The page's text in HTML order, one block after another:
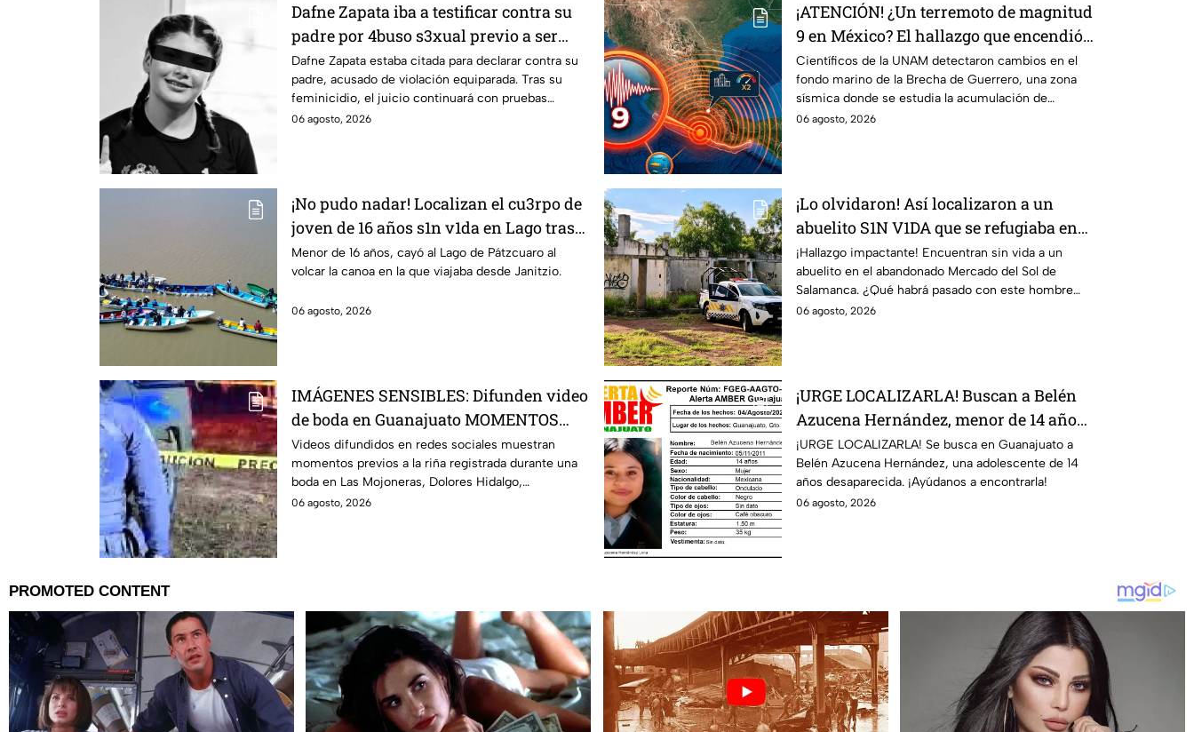
Dafne Zapata iba a testificar contra su
padre por 4buso s3xual previo a ser
víctim4 de f3minicidio
Dafne Zapata estaba citada para declarar contra su
padre, acusado de violación equiparada. Tras su
feminicidio, el juicio continuará con pruebas
previas.
06 agosto, 2026
¡ATENCIÓN! ¿Un terremoto de magnitud
9 en México? El hallazgo que encendió
la ALERTA sobre la Brecha de Guerrero
Científicos de la UNAM detectaron cambios en el
fondo marino de la Brecha de Guerrero, una zona
sísmica donde se estudia la acumulación de
energía.
06 agosto, 2026
¡No pudo nadar! Localizan el cu3rpo de
joven de 16 años s1n v1da en Lago tras
accidente en su canoa
Menor de 16 años, cayó al Lago de Pátzcuaro al
volcar la canoa en la que viajaba desde Janitzio.
06 agosto, 2026
¡Lo olvidaron! Así localizaron a un
abuelito S1N V1DA que se refugiaba en
este mercado abandonado de
Salamanca
¡Hallazgo impactante! Encuentran sin vida a un
abuelito en el abandonado Mercado del Sol de
Salamanca. ¿Qué habrá pasado con este hombre
desamparado?
06 agosto, 2026
IMÁGENES SENSIBLES: Difunden video
de boda en Guanajuato MOMENTOS
ANTES de r1ña que dejó un MU3RTO:
Así comenzó la tragedia
Videos difundidos en redes sociales muestran
momentos previos a la riña registrada durante una
boda en Las Mojoneras, Dolores Hidalgo,
Guanajuato.
06 agosto, 2026
¡URGE LOCALIZARLA! Buscan a Belén
Azucena Hernández, menor de 14 años
desaparecida en Guanajuato;
DIFUNDEN sus datos
¡URGE LOCALIZARLA! Se busca en Guanajuato a
Belén Azucena Hernández, una adolescente de 14
años desaparecida. ¡Ayúdanos a encontrarla!
06 agosto, 2026